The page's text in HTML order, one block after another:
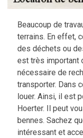
Beaucoup de
terrains. En effet,
des déchets ou
est très important
nécessaire de
transporter. Dans
louer. Ainsi, il est
Hoerter. Il peut
bennes. Sachez
intéressant et